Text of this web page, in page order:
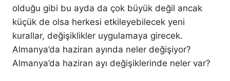
olduğu gibi bu ayda da çok büyük değil ancak
küçük de olsa herkesi etkileyebilecek yeni
kurallar, değişiklikler uygulamaya girecek.
Almanya’da haziran ayında neler değişiyor?
Almanya’da haziran ayı değişiklerinde neler var?